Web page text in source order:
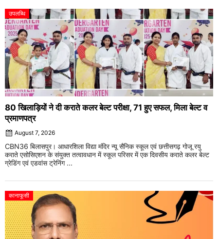
उपलब्धि
80 खिलाड़ियों ने दी कराते कलर बेल्ट परीक्षा, 71 हुए सफल, मिला बेल्ट व
प्रमाणपत्र
August 7, 2026
CBN36 बिलासपुर। आधारशिला विद्या मंदिर न्यू सैनिक स्कूल एवं छत्तीसगढ़ गोजू रयु
कराते एसोसिएशन के संयुक्त तत्वावधान में स्कूल परिसर में एक दिवसीय कराते कलर बेल्ट
ग्रेडिंग एवं एडवांस ट्रेनिंग ...
कानाफूसी